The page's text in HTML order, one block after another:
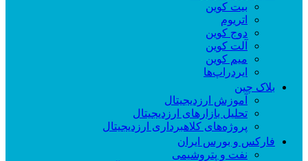
بیت کوین
اتریوم
دوج کوین
آلت کوین
میم کوین‌
ایردراپ‌ها
بلاک چین
آموزش ارزدیجیتال
تحلیل بازارهای ارزدیجیتال
پروژه‌های کلاهبرداری ارزدیجیتال
فارکس و بورس ایران
نفت و پتروشیمی